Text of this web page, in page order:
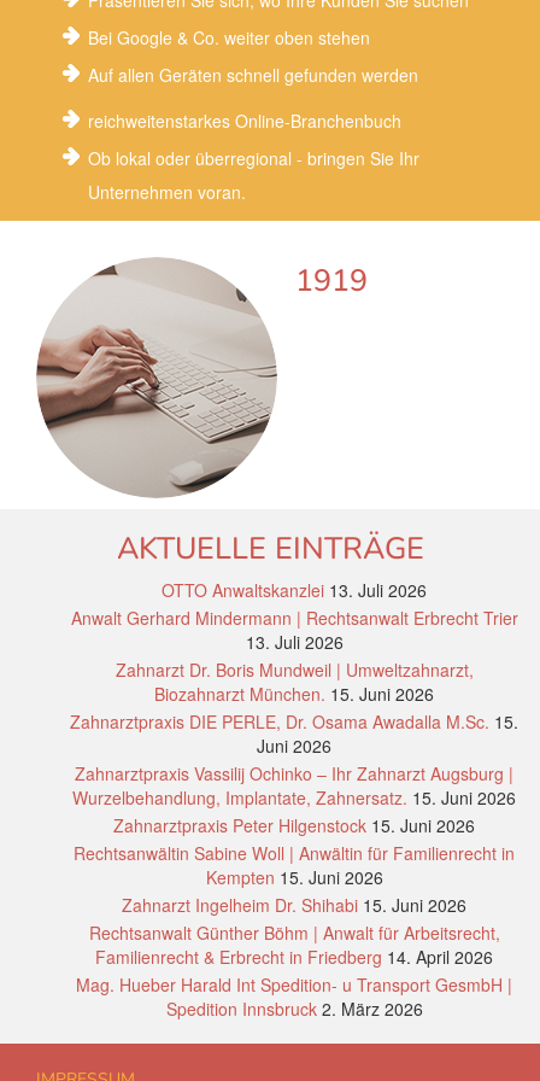
Bei Google & Co. weiter oben stehen
Auf allen Geräten schnell gefunden werden
reichweitenstarkes Online-Branchenbuch
Ob lokal oder überregional - bringen Sie Ihr
Unternehmen voran.
1919
AKTUELLE EINTRÄGE
OTTO Anwaltskanzlei 13. Juli 2026
Anwalt Gerhard Mindermann | Rechtsanwalt Erbrecht Trier
13. Juli 2026
Zahnarzt Dr. Boris Mundweil | Umweltzahnarzt,
Biozahnarzt München. 15. Juni 2026
Zahnarztpraxis DIE PERLE, Dr. Osama Awadalla M.Sc. 15.
Juni 2026
Zahnarztpraxis Vassilij Ochinko – Ihr Zahnarzt Augsburg |
Wurzelbehandlung, Implantate, Zahnersatz. 15. Juni 2026
Zahnarztpraxis Peter Hilgenstock 15. Juni 2026
Rechtsanwältin Sabine Woll | Anwältin für Familienrecht in
Kempten 15. Juni 2026
Zahnarzt Ingelheim Dr. Shihabi 15. Juni 2026
Rechtsanwalt Günther Böhm | Anwalt für Arbeitsrecht,
Familienrecht & Erbrecht in Friedberg 14. April 2026
Mag. Hueber Harald Int Spedition- u Transport GesmbH |
Spedition Innsbruck 2. März 2026